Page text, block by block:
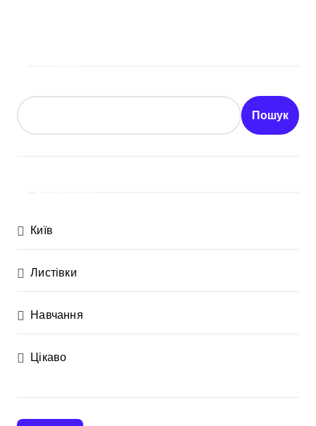
Пошук
Київ
Листівки
Навчання
Цікаво